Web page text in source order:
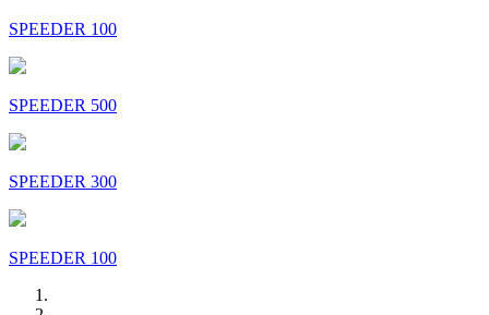
SPEEDER 100
SPEEDER 500
SPEEDER 300
SPEEDER 100